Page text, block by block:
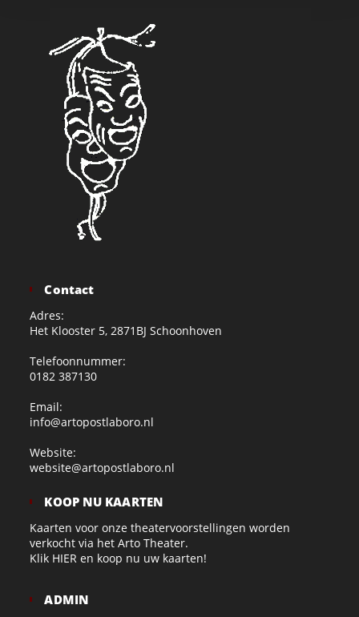
Contact
Adres:
Het Klooster 5, 2871BJ Schoonhoven
Telefoonnummer:
0182 387130
Email:
info@artopostlaboro.nl
Website:
website@artopostlaboro.nl
KOOP NU KAARTEN
Kaarten voor onze theatervoorstellingen worden
verkocht via het Arto Theater.
Klik HIER en koop nu uw kaarten!
ADMIN